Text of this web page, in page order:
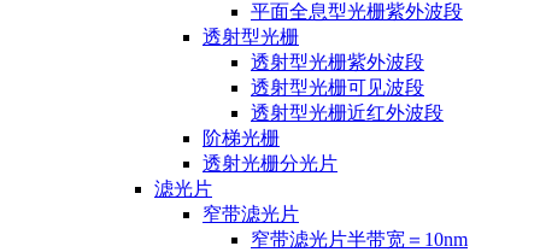
平面全息型光栅紫外波段
透射型光栅
透射型光栅紫外波段
透射型光栅可见波段
透射型光栅近红外波段
阶梯光栅
透射光栅分光片
滤光片
窄带滤光片
窄带滤光片半带宽＝10nm